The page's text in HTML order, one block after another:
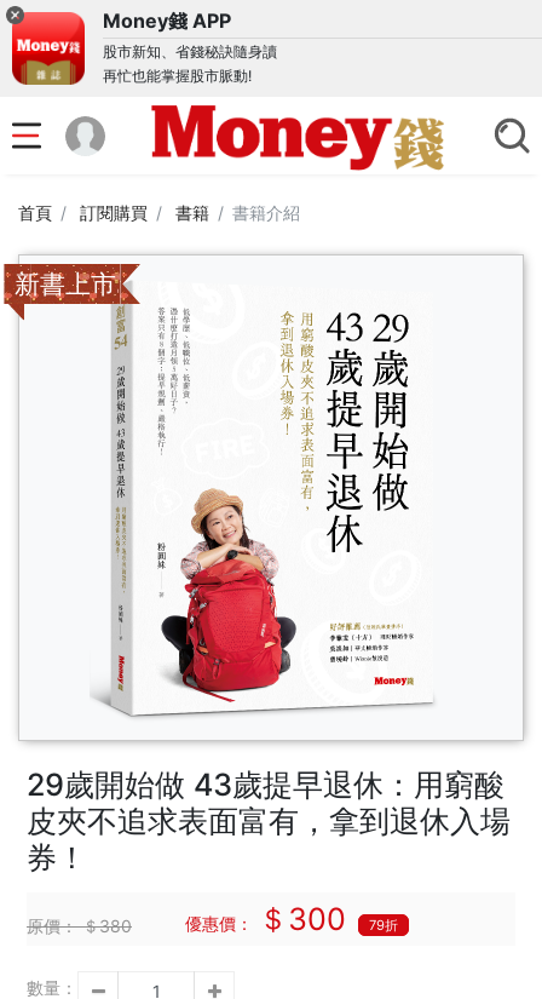
Money錢 APP
股市新知、省錢秘訣隨身讀
再忙也能掌握股市脈動!
首頁 訂閱購買 書籍 書籍介紹
新書上市
29歲開始做 43歲提早退休：用窮酸
皮夾不追求表面富有，拿到退休入場
券！
原價：＄380 優惠價： ＄300 79折
數量：